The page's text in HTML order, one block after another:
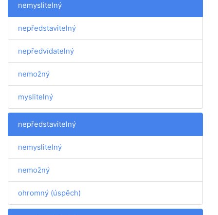
nemyslitelný
nepředstavitelný
nepředvídatelný
nemožný
myslitelný
nepředstavitelný
nemyslitelný
nemožný
ohromný (úspěch)